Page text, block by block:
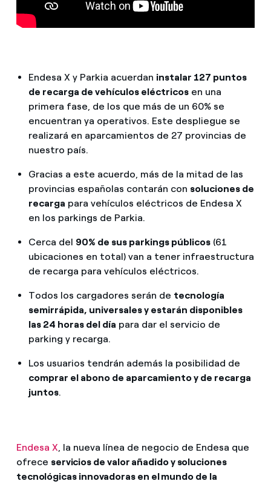
Endesa X y Parkia acuerdan instalar 127 puntos
de recarga de vehículos eléctricosen una
primera fase, de los que más de un 60% se
encuentran ya operativos. Este despliegue se
realizará en aparcamientos de 27 provincias de
nuestro país.
Gracias a este acuerdo, más de la mitad de las
provincias españolas contarán con soluciones de
recarga para vehículos eléctricos de Endesa X
en los parkings de Parkia.
Cerca del 90% de sus parkings públicos(61
ubicaciones en total) van a tener infraestructura
de recarga para vehículos eléctricos.
Todos los cargadores serán de tecnología
semirrápida, universales y estarán disponibles
las 24 horas del día para dar el servicio de
parking y recarga.
Los usuarios tendrán además la posibilidad de
comprar el abono de aparcamiento y de recarga
juntos.
Endesa X, la nueva línea de negocio de Endesa que
ofrece servicios de valor añadido y soluciones
tecnológicas innovadoras en el mundo de la